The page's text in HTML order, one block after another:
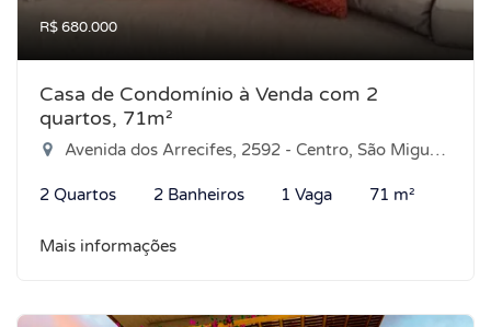
R$ 680.000
Casa de Condomínio à Venda com 2
quartos, 71m²
Avenida dos Arrecifes, 2592 - Centro, São Miguel do Gostoso-RN
2 Quartos 2 Banheiros 1 Vaga 71 m²
Mais informações